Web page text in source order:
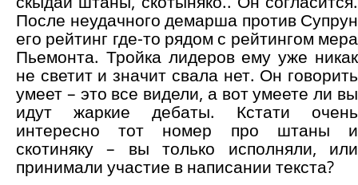
После неудачного демарша против Супрун
его рейтинг где-то рядом с рейтингом мера
Пьемонта. Тройка лидеров ему уже никак
не светит и значит свала нет. Он говорить
умеет – это все видели, а вот умеете ли вы
идут жаркие дебаты. Кстати очень
интересно тот номер про штаны и
скотиняку – вы только исполняли, или
принимали участие в написании текста?